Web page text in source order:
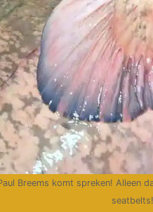
Breems komt spreken!
seatbelts!